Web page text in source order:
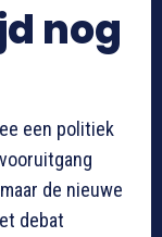
nog
een politiek
de nieuwe
debat